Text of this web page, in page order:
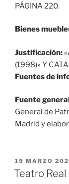
PÁGINA 220.
Bienes
Justificación:
(1998)» Y
Fuentes de
Fuente
General de
Madrid y
PUBLICADO
EL
19 MARZO
Teatro